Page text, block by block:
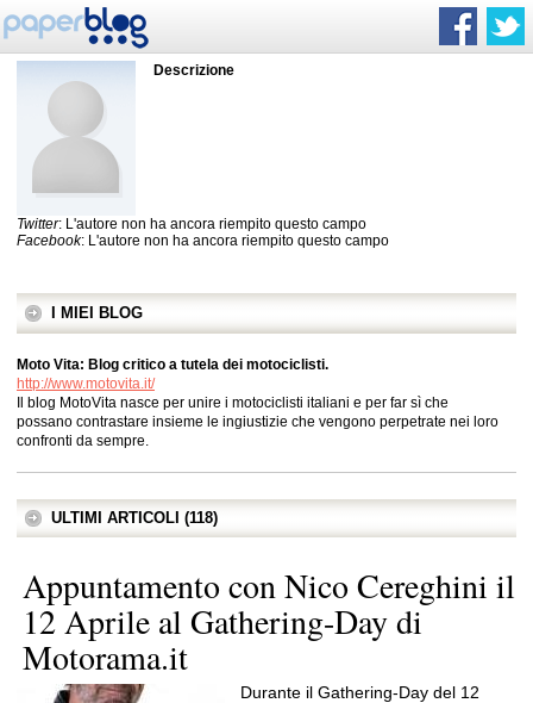
Descrizione
Twitter: L'autore non ha ancora riempito questo campo
Facebook: L'autore non ha ancora riempito questo campo
I MIEI BLOG
Moto Vita: Blog critico a tutela dei motociclisti.
http://www.motovita.it/
Il blog MotoVita nasce per unire i motociclisti italiani e per far sì che
possano contrastare insieme le ingiustizie che vengono perpetrate nei loro
confronti da sempre.
ULTIMI ARTICOLI (118)
Appuntamento con Nico Cereghini il
12 Aprile al Gathering-Day di
Motorama.it
Durante il Gathering-Day del 12